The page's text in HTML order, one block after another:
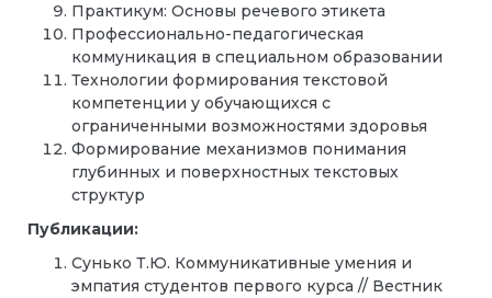
Практикум: Основы речевого этикета
Профессионально-педагогическая
коммуникация в специальном образовании
Технологии формирования текстовой
компетенции у обучающихся с
ограниченными возможностями здоровья
Формирование механизмов понимания
глубинных и поверхностных текстовых
структур
Публикации:
Сунько Т.Ю. Коммуникативные умения и
эмпатия студентов первого курса // Вестник